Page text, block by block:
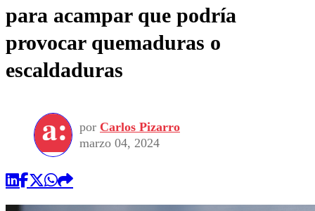
para acampar que podría
provocar quemaduras o
escaldaduras
por Carlos Pizarro
marzo 04, 2024